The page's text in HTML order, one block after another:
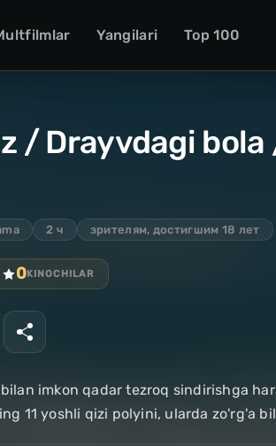
Yangilari Top 100
/ Drayvdagi
2 ч зрителям, достигшим 18 лет
0KINOCHILAR
imkon qadar tezroq sindirishga
11 yoshli qizi polyini, ularda zo'rg'a